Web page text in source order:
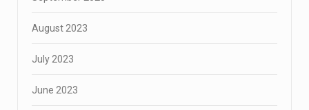
August 2023
July 2023
June 2023